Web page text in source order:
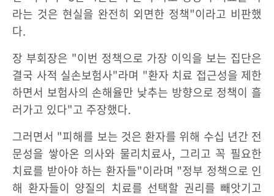
라는 것은 현실을 완전히 외면한 정책"이라고 비판했
다.
장 부회장은 "이번 정책으로 가장 이익을 보는 집단은
결국 사적 실손보험사"라며 "환자 치료 접근성을 제한
하면서 보험사의 손해율만 낮추는 방향으로 정책이 흘
러가고 있다"고 주장했다.
그러면서 "피해를 보는 것은 환자를 위해 수십 년간 전
문성을 쌓아온 의사와 물리치료사, 그리고 꼭 필요한
치료를 받아야 하는 환자들"이라며 "정부 정책으로 인
해 환자들이 양질의 치료를 선택할 권리를 빼앗기고